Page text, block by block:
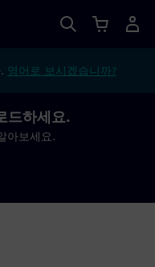
영어로 보시겠습니까?
드하세요.
아보세요.